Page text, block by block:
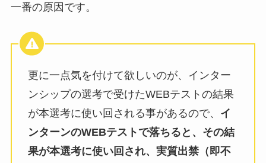
一番の原因です。
更に一点気を付けて欲しいのが、インター
ンシップの選考で受けたWEBテストの結果
が本選考に使い回される事があるので、 イ
ンターンのWEBテストで落ちると、その結
果が本選考に使い回され、実質出禁（即不